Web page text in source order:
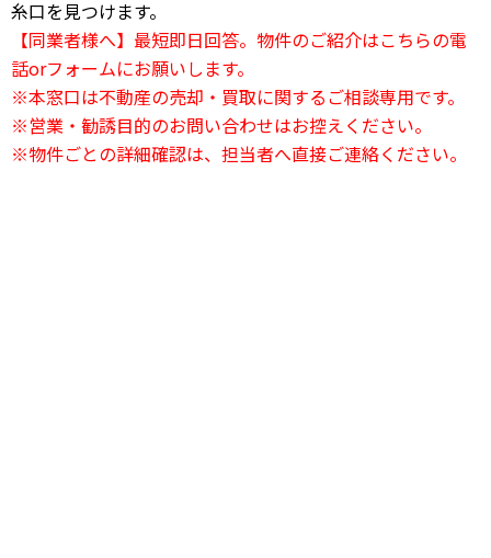
糸口を見つけます。
【同業者様へ】最短即日回答。物件のご紹介はこちらの電
話orフォームにお願いします。
※本窓口は不動産の売却・買取に関するご相談専用です。
※営業・勧誘目的のお問い合わせはお控えください。
※物件ごとの詳細確認は、担当者へ直接ご連絡ください。